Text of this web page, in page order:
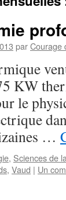
parCourage
KW
le
…
, Sciences de
, Vaud | Un